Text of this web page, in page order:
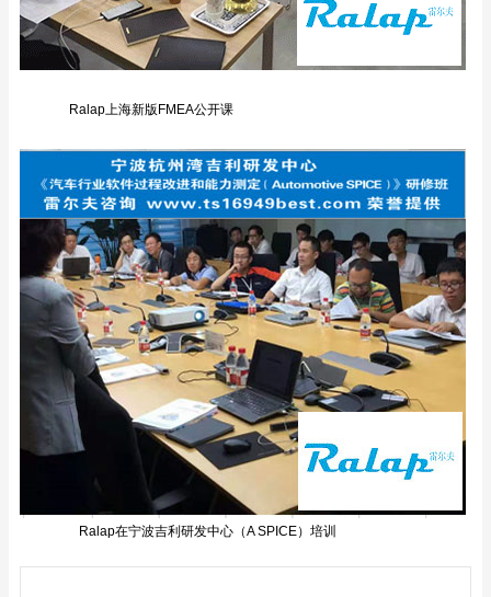
Ralap上海新版FMEA公开课
Ralap在宁波吉利研发中心（A SPICE）培训